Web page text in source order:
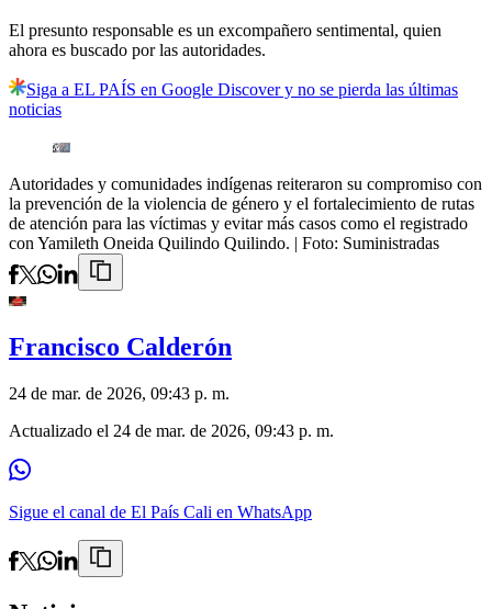
El presunto responsable es un excompañero sentimental, quien
ahora es buscado por las autoridades.
Siga a EL PAÍS en Google Discover y no se pierda las últimas
noticias
Autoridades y comunidades indígenas reiteraron su compromiso con
la prevención de la violencia de género y el fortalecimiento de rutas
de atención para las víctimas y evitar más casos como el registrado
con Yamileth Oneida Quilindo Quilindo. | Foto: Suministradas
Francisco Calderón
24 de mar. de 2026, 09:43 p. m.
Actualizado el 24 de mar. de 2026, 09:43 p. m.
Sigue el canal de El País Cali en WhatsApp